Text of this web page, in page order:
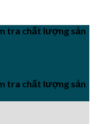
tra chất lượng sản
tra chất lượng sản